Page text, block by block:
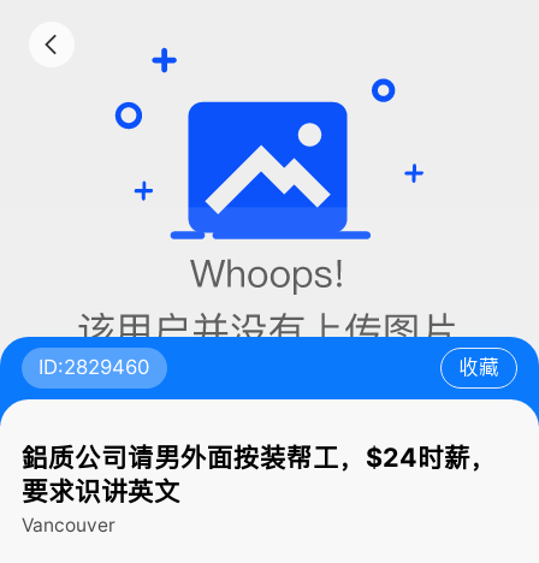
ID:2829460 收藏
鋁质公司请男外面按装帮工，$24时薪，
要求识讲英文
Vancouver